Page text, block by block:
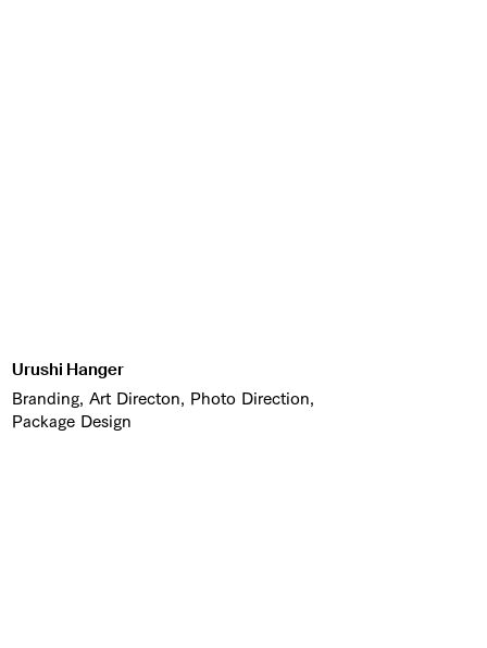
Urushi Hanger
Branding, Art Directon, Photo Direction,
Package Design